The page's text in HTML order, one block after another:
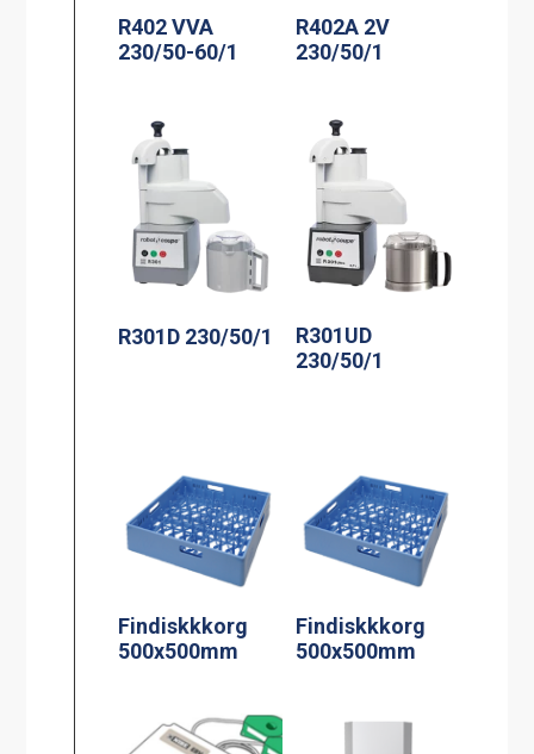
R402 VVA
230/50-60/1
R402A 2V
230/50/1
R301D 230/50/1
R301UD
230/50/1
Findiskkkorg
500x500mm
Findiskkkorg
500x500mm